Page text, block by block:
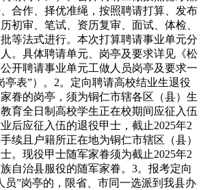
合作、择优准绳，按照聘请打算、发布
初审、笔试、资历复审、面试、体检、
等法式进行。本次打算聘请事业单元分
。具体聘请单元、岗亭及要求详见《松
开聘请事业单元工做人员岗亭及要求一
亭表”）。2。定向聘请高校结业生退役
眷的岗亭，须为铜仁市辖各区（县）生
育全日制高校学生正在校期间应征入伍
后应征入伍的退役甲士，截止2025年2
续且户籍所正在地为铜仁市辖区（县）
。现役甲士随军家眷须为截止2025年2
自治县服役的随军家眷。3。报考定向
员”岗亭的，限省、市同一选派到我县办